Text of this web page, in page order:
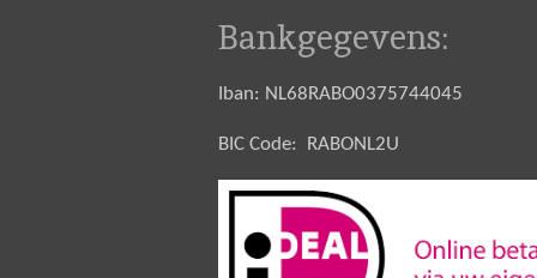
Bankgegevens:
Iban: NL68RABO0375744045
BIC Code: RABONL2U